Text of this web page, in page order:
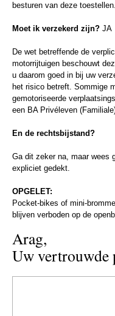
besturen van deze toestellen.
Moet ik verzekerd zijn? JA
De wet betreffende de
motorrijtuigen beschouwt
u daarom goed in bij uw
het risico betreft. Sommige
gemotoriseerde
een BA Privéleven
En de rechtsbijstand?
Ga dit zeker na, maar wees
expliciet gedekt.
OPGELET:
Pocket-bikes of mini-
blijven verboden op de
Arag,
Uw vertrouwde